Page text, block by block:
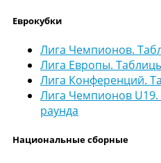
Еврокубки
Лига Чемпионов.
Лига Европы.
Лига Конференций.
Лига Чемпионов
раунда
Национальные сборные